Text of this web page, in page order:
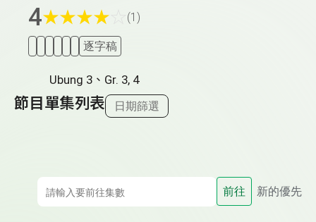
4★★★★ (1)
逐字稿
Ubung 3、Gr. 3, 4
節目單集列表 日期篩選
前往 新的優先